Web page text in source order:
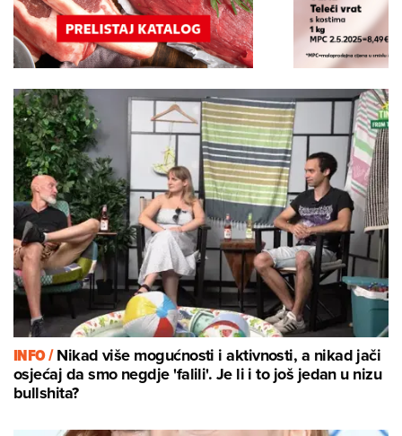
INFO /Nikad više mogućnosti i aktivnosti, a nikad jači
osjećaj da smo negdje 'falili'. Je li i to još jedan u nizu
bullshita?